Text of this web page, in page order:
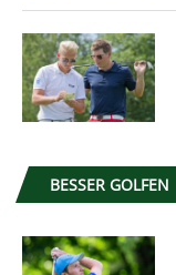
BESSER GOLFEN